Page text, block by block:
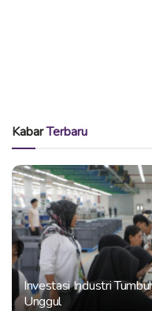
KabarTerbaru
Investasi Industri
Unggul